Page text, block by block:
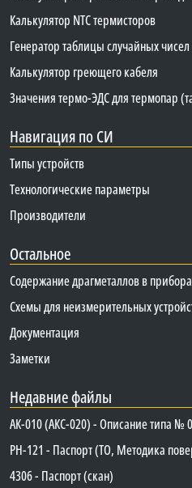
Калькулятор NTC термисторов
Генератор таблицы случайных чисел
Калькулятор греющего кабеля
Значения термо-ЭДС для термопар
Навигация по СИ
Типы устройств
Технологические параметры
Производители
Остальное
Содержание драгметаллов в
Схемы для неизмерительных
Документация
Заметки
Недавние файлы
АК-010 (АКС-020) - Описание типа №
PH-121 - Паспорт (ТО, Методика
4306 - Паспорт (скан)